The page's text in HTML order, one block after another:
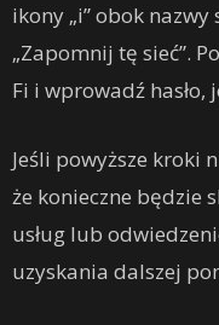
ikony „i” obok
„Zapomnij tę sieć”.
Fi i wprowadź hasło,
Jeśli powyższe kroki
że konieczne będzie
usług lub
uzyskania dalszej